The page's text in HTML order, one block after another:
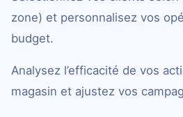
zone) et personnalisez vos
budget.
Analysez l’efficacité de vos
magasin et ajustez vos